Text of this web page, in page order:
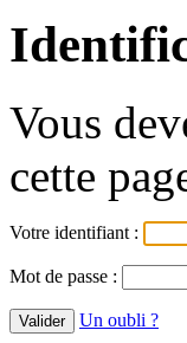
Vous
cette
Votre identifiant :
Mot de passe :
Un oubli ?